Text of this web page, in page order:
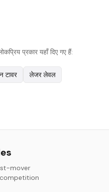
प्रकार यहाँ दिए गए हैं:
टावर लेजर लेवल
mover